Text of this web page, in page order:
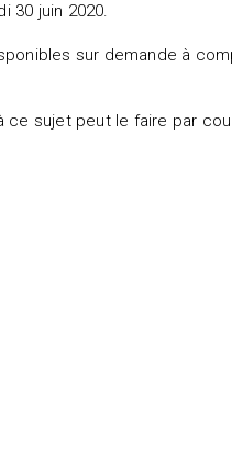
30 juin 2020.
sur demande à
sujet peut le faire par